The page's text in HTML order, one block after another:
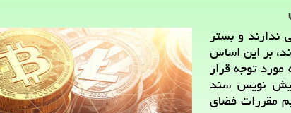
ندارند و بستر
بر این اساس
مورد توجه قرار
نویس سند
مقررات فضای